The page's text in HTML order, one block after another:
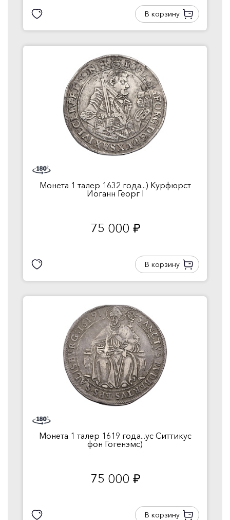
В корзину
Монета 1 талер 1632 года...) Курфюрст
Иоганн Георг I
75 000 руб.
В корзину
Монета 1 талер 1619 года...ус Ситтикус
фон Гогенэмс)
75 000 руб.
В корзину